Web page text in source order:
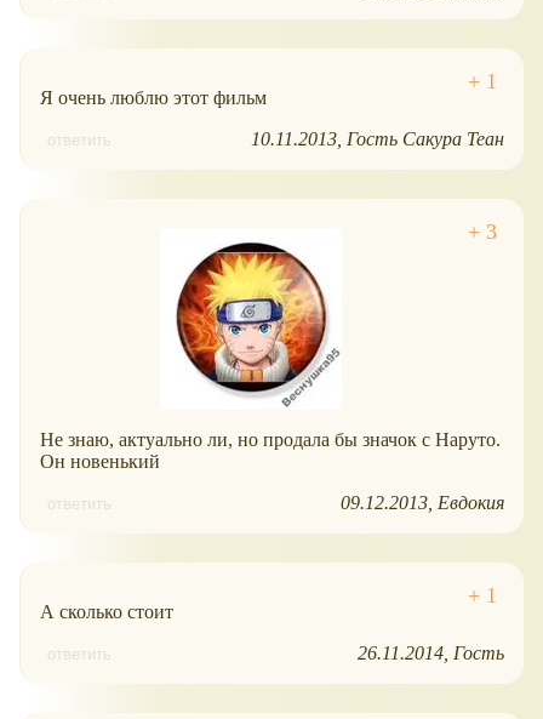
Я очень люблю этот фильм
ответить 10.11.2013 Гость Сакура Теан
Не знаю, актуально ли, но продала бы значок с Наруто.
Он новенький
ответить 09.12.2013 Евдокия
А сколько стоит
ответить 26.11.2014 Гость